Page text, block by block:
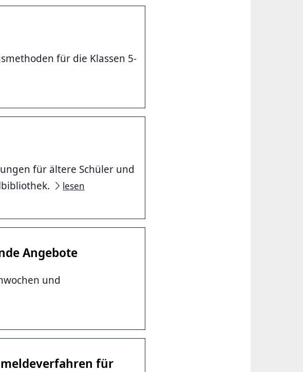
für die Klassen 5-
für ältere Schüler und
lesen
Angebote
und
für